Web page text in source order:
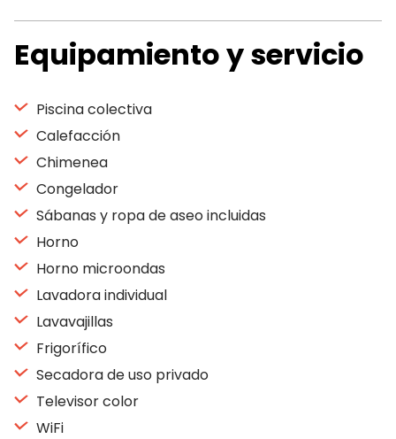
Equipamiento y servicio
Piscina colectiva
Calefacción
Chimenea
Congelador
Sábanas y ropa de aseo incluidas
Horno
Horno microondas
Lavadora individual
Lavavajillas
Frigorífico
Secadora de uso privado
Televisor color
WiFi